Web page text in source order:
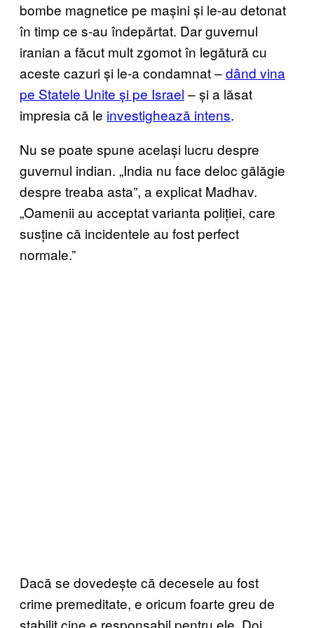
bombe magnetice pe mașini și le-au detonat
în timp ce s-au îndepărtat. Dar guvernul
iranian a făcut mult zgomot în legătură cu
aceste cazuri și le-a condamnat –dând vina
pe Statele Unite și pe Israel – și a lăsat
impresia că le investighează intens.
Nu se poate spune același lucru despre
guvernul indian. „India nu face deloc gălăgie
despre treaba asta”, a explicat Madhav.
„Oamenii au acceptat varianta poliției, care
susține că incidentele au fost perfect
normale.”
Dacă se dovedește că decesele au fost
crime premeditate, e oricum foarte greu de
stabilit cine e responsabil pentru ele. Doi